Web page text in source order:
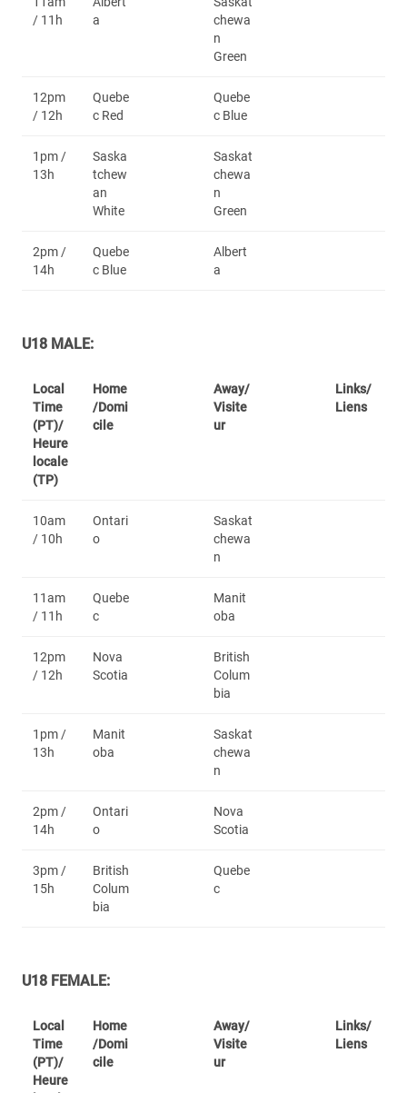
/ 11h
a
chewa
n
Green
12pm
/ 12h
Quebe
c Red
Quebe
c Blue
1pm /
13h
Saska
tchew
an
White
Saskat
chewa
n
Green
2pm /
14h
Quebe
c Blue
Albert
a
U18 MALE:
Local
Time
(PT)/
Heure
locale
(TP)
Home
/Domi
cile
Away/
Visite
ur
Links/
Liens
10am
/ 10h
Ontari
o
Saskat
chewa
n
11am
/ 11h
Quebe
c
Manit
oba
12pm
/ 12h
Nova
Scotia
British
Colum
bia
1pm /
13h
Manit
oba
Saskat
chewa
n
2pm /
14h
Ontari
o
Nova
Scotia
3pm /
15h
British
Colum
bia
Quebe
c
U18 FEMALE:
Local
Time
(PT)/
Heure
Home
/Domi
cile
Away/
Visite
ur
Links/
Liens